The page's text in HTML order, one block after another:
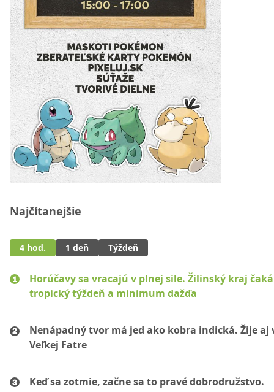
Najčítanejšie
4 hod. 1 deň Týždeň
Horúčavy sa vracajú v plnej sile. Žilinský kraj čaká
tropický týždeň a minimum dažďa
Nenápadný tvor má jed ako kobra indická. Žije aj
Veľkej Fatre
Keď sa zotmie, začne sa to pravé dobrodružstvo.